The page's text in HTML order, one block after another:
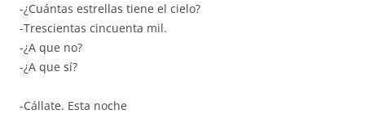
-¿Cuántas estrellas tiene el cielo?
-Trescientas cincuenta mil.
-¿A que no?
-¿A que sí?
-Cállate. Esta noche